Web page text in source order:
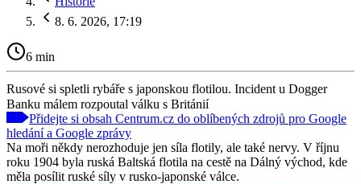
8. 6. 2026, 17:19
6 min
Rusové si spletli rybáře s japonskou flotilou. Incident u Dogger
Banku málem rozpoutal válku s Británií
Přidejte si obsah Centrum.cz do oblíbených zdrojů pro Google
hledání a Google zprávy
Na moři někdy nerozhoduje jen síla flotily, ale také nervy. V říjnu
roku 1904 byla ruská Baltská flotila na cestě na Dálný východ, kde
měla posílit ruské síly v rusko-japonské válce.